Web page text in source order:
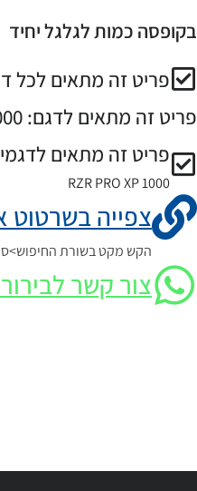
בקופסה כמות לגלגל יחיד
פריט זה מתאים לכל
פריט זה מתאים לדגם:
פריט זה מתאים
RZR PRO XP 1000
צפייה בשרטוט
הקש מקט בשורת
צור קשר